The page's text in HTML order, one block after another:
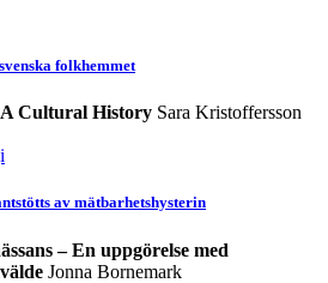
folkhemmet
Cultural History Sara Kristoffersson
av mätbarhetshysterin
– En uppgörelse med
Jonna Bornemark